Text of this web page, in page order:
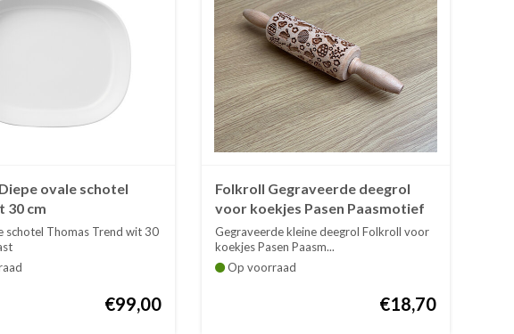
ovale schotel
30 cm
schotel Thomas Trend wit 30
€99,00
Folkroll Gegraveerde deegrol
voor koekjes Pasen Paasmotief
Gegraveerde kleine deegrol Folkroll voor
koekjes Pasen Paasm...
Op voorraad
€18,70